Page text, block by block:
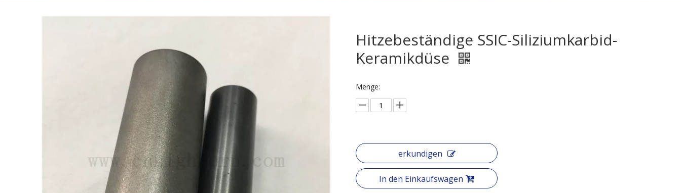
Hitzebeständige SSIC-Siliziumkarbid-
Keramikdüse
Menge:
erkundigen
In den Einkaufswagen